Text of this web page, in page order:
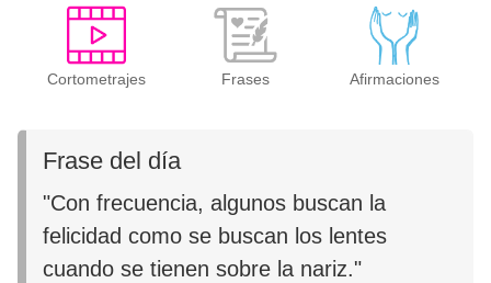
Cortometrajes Frases Afirmaciones
Frase del día
"Con frecuencia, algunos buscan la
felicidad como se buscan los lentes
cuando se tienen sobre la nariz."